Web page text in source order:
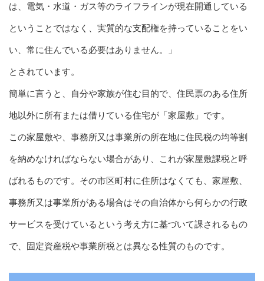
は、電気・水道・ガス等のライフラインが現在開通している
ということではなく、実質的な支配権を持っていることをい
い、常に住んでいる必要はありません。」
とされています。
簡単に言うと、自分や家族が住む目的で、住民票のある住所
地以外に所有または借りている住宅が「家屋敷」です。
この家屋敷や、事務所又は事業所の所在地に住民税の均等割
を納めなければならない場合があり、これが家屋敷課税と呼
ばれるものです。その市区町村に住所はなくても、家屋敷、
事務所又は事業所がある場合はその自治体から何らかの行政
サービスを受けているという考え方に基づいて課されるもの
で、固定資産税や事業所税とは異なる性質のものです。